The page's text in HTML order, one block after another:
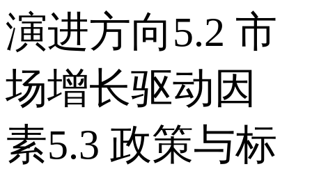
演进方向 5.2 市
场增长驱动因
素 5.3 政策与标